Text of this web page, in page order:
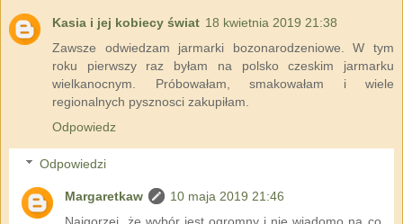
Kasia i jej kobiecy świat 18 kwietnia 2019 21:38
Zawsze odwiedzam jarmarki bozonarodzeniowe. W tym
roku pierwszy raz byłam na polsko czeskim jarmarku
wielkanocnym. Próbowałam, smakowałam i wiele
regionalnych pysznosci zakupiłam.
Odpowiedz
Odpowiedzi
Margaretkaw
10 maja 2019 21:46